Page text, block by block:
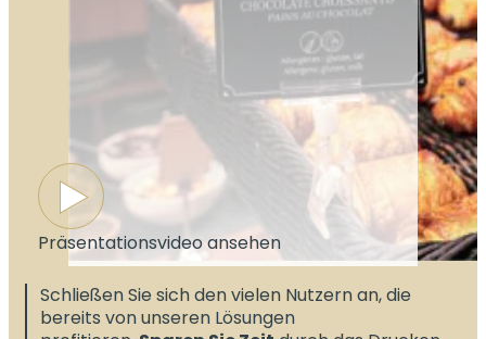
Präsentationsvideo ansehen
Schließen Sie sich den vielen Nutzern an, die
bereits von unseren Lösungen